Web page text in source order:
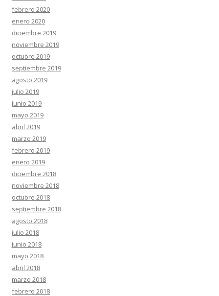
febrero 2020
enero 2020
diciembre 2019
noviembre 2019
octubre 2019
septiembre 2019
agosto 2019
julio 2019
junio 2019
mayo 2019
abril 2019
marzo 2019
febrero 2019
enero 2019
diciembre 2018
noviembre 2018
octubre 2018
septiembre 2018
agosto 2018
julio 2018
junio 2018
mayo 2018
abril 2018
marzo 2018
febrero 2018